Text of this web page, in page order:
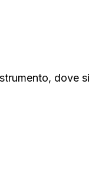
dove si